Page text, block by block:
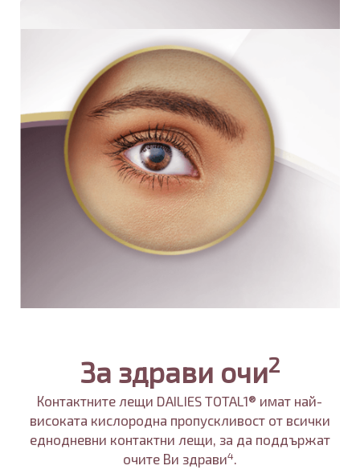
За здрави очи2
Контактните лещи DAILIES TOTAL1® имат най-
високата кислородна пропускливост от всички
еднодневни контактни лещи, за да поддържат
очите Ви здрави4.